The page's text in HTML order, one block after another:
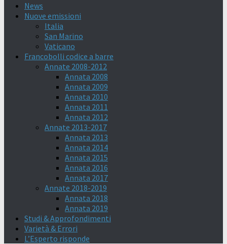
News
Nuove emissioni
Italia
San Marino
Vaticano
Francobolli codice a barre
Annate 2008-2012
Annata 2008
Annata 2009
Annata 2010
Annata 2011
Annata 2012
Annate 2013-2017
Annata 2013
Annata 2014
Annata 2015
Annata 2016
Annata 2017
Annate 2018-2019
Annata 2018
Annata 2019
Studi & Approfondimenti
Varietà & Errori
L’Esperto risponde